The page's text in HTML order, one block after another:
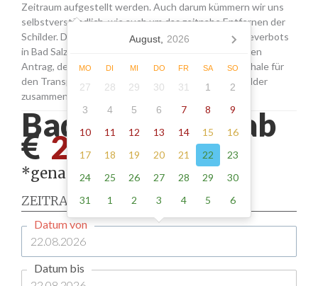
Zeitraum aufgestellt werden. Auch darum kümmern wir uns
selbstverständlich, wie auch um das zeitnahe Entfernen der
Schilder. Die Kosten für die Beantragung eines Halteverbots
in Bad Salzuflen setzen sich aus den Gebühren für den
Antrag, der Miete für die Schilder sowie einer Pauschale für
den Transport, das Aufstellen und Abholen der Schilder
zusammen.
Bad salzuflen - ab
245.00*
*genaue Adresse erforderlich
ZEITRAUM
Datum von
Datum bis
August, 2026
MO DI MI DO FR SA SO
27 28 29 30 31 1
2
3
4 5 6 7 8
9
10
11 12 13 14 15
16
17
18 19 20 21 22
23
24
25 26 27 28 29
30
31
1 2 3 4 5 6